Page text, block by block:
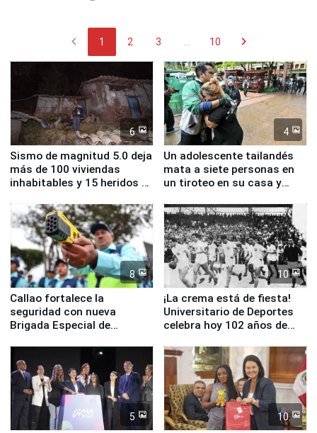
chevron_left 1 2 3 10 chevron_right
6
Sismo de magnitud 5.0 deja
más de 100 viviendas
inhabitables y 15 heridos en
4
Un adolescente tailandés
mata a siete personas en
un tiroteo en su casa y
8
Callao fortalece la
seguridad con nueva
Brigada Especial de
equipamiento para
Serenazgo
10
¡La crema está de fiesta!
Universitario de Deportes
celebra hoy 102 años de
5 10